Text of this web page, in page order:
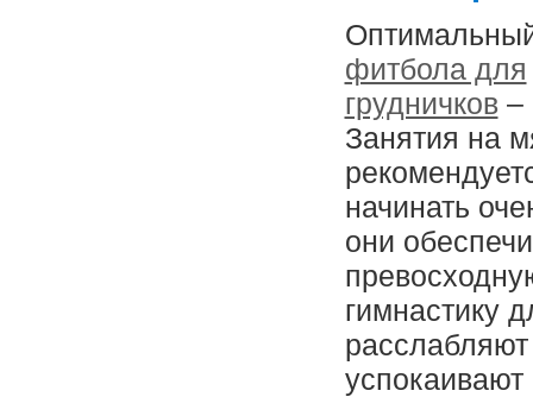
фитбола для
грудничков –
Занятия на
начинать
они
гимнастику